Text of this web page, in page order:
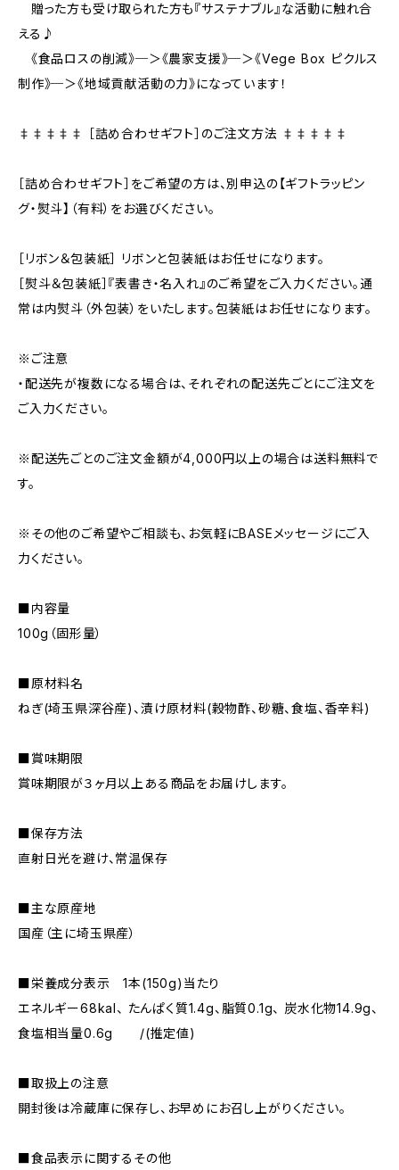
贈った方も受け取られた方も『サステナブル』な活動に触れ合
える♪
《食品ロスの削減》─＞《農家支援》─＞《Vege Box ピクルス
制作》─＞《地域貢献活動の力》になっています！
‡‡‡‡‡ ［詰め合わせギフト］のご注文方法 ‡‡‡‡‡
［詰め合わせギフト］をご希望の方は、別申込の【ギフトラッピン
グ・熨斗】（有料）をお選びください。
［リボン＆包装紙］ リボンと包装紙はお任せになります。
［熨斗＆包装紙］『表書き・名入れ』のご希望をご入力ください。通
常は内熨斗（外包装）をいたします。包装紙はお任せになります。
※ご注意
・配送先が複数になる場合は、それぞれの配送先ごとにご注文を
ご入力ください。
※配送先ごとのご注文金額が4,000円以上の場合は送料無料で
す。
※その他のご希望やご相談も、お気軽にBASEメッセージにご入
力ください。
■内容量
100g（固形量）
■原材料名
ねぎ(埼玉県深谷産)、漬け原材料(穀物酢、砂糖、食塩、香辛料)
■賞味期限
賞味期限が３ヶ月以上ある商品をお届けします。
■保存方法
直射日光を避け、常温保存
■主な原産地
国産（主に埼玉県産）
■栄養成分表示 1本(150g)当たり
エネルギー68kal、 たんぱく質1.4g、脂質0.1g、 炭水化物14.9g、
食塩相当量0.6g /(推定値)
■取扱上の注意
開封後は冷蔵庫に保存し、お早めにお召し上がりください。
■食品表示に関するその他